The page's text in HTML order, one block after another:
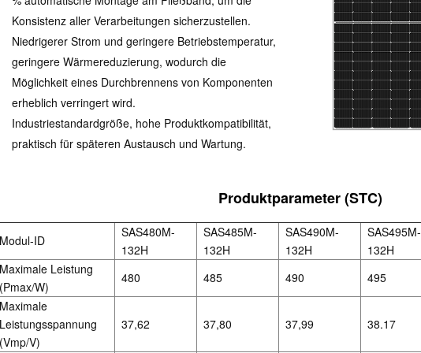
Konsistenz aller Verarbeitungen sicherzustellen.
Niedrigerer Strom und geringere Betriebstemperatur,
geringere Wärmereduzierung, wodurch die
Möglichkeit eines Durchbrennens von Komponenten
erheblich verringert wird.
Industriestandardgröße, hohe Produktkompatibilität,
praktisch für späteren Austausch und Wartung.
Produktparameter (STC)
Modul-ID
SAS480M-
132H
SAS485M-
132H
SAS490M-
132H
SAS495M-
132H
Maximale Leistung
(Pmax/W)
480 485 490 495
Maximale
Leistungsspannung
(Vmp/V)
37,62 37,80 37,99 38.17